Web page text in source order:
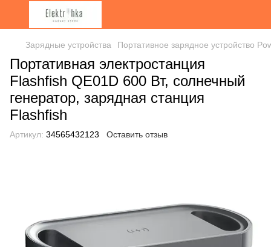
Зарядные устройства Портативное зарядное устройство
Портативная электростанция
Flashfish QE01D 600 Вт, солнечный
генератор, зарядная станция
Flashfish
Артикул: 34565432123 Оставить отзыв